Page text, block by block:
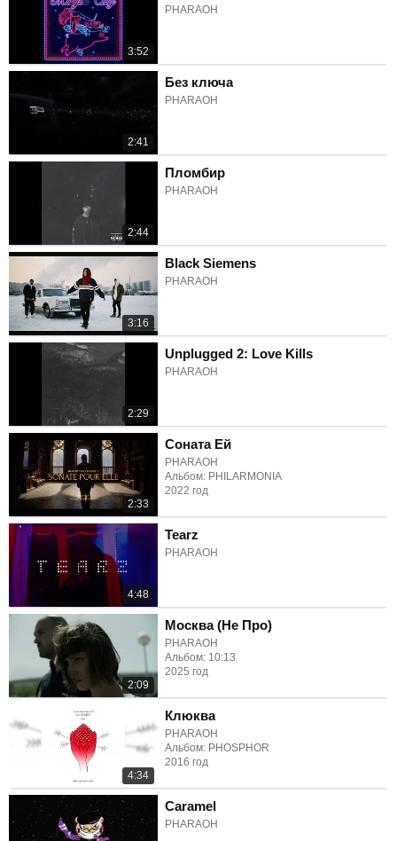
3:52
PHARAOH
2:41
Без ключа
PHARAOH
2:44
Пломбир
PHARAOH
3:16
Black Siemens
PHARAOH
2:29
Unplugged 2: Love Kills
PHARAOH
2:33
Соната Ей
PHARAOH
Альбом: PHILARMONIA
2022 год
4:48
Tearz
PHARAOH
2:09
Москва (Не Про)
PHARAOH
Альбом: 10:13
2025 год
4:34
Клюква
PHARAOH
Альбом: PHOSPHOR
2016 год
Caramel
PHARAOH